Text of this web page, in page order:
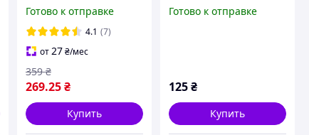
корсетный пояс
послеоперационный с
эффектом утяжки
черный XS
Готово к отправке
4.1 (7)
от27 ₴/мес
269.25 ₴
359 ₴
Купить
for Men Pro размер L
Готово к отправке
125₴
Купить